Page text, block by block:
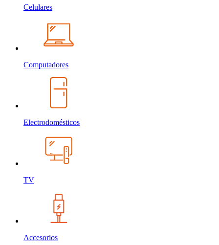
Celulares
Computadores
Electrodomésticos
TV
Accesorios